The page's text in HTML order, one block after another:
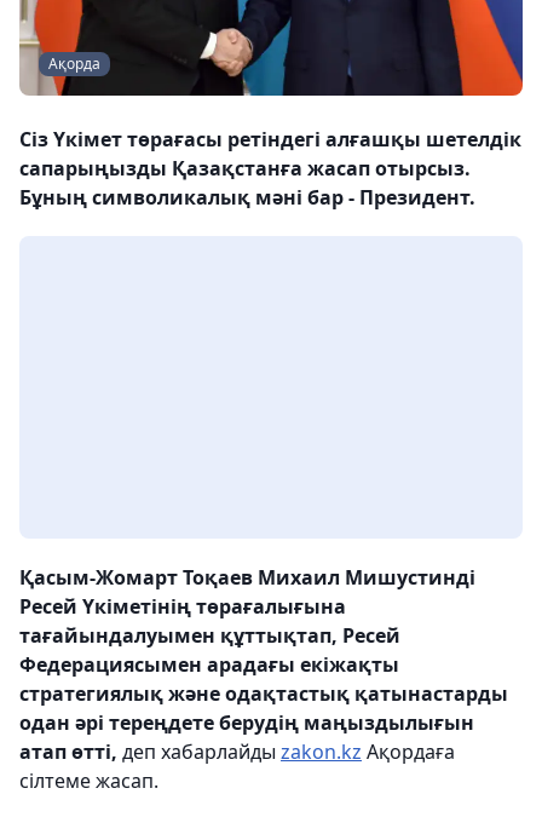
Ақорда
Сіз Үкімет төрағасы ретіндегі алғашқы шетелдік
сапарыңызды Қазақстанға жасап отырсыз.
Бұның символикалық мәні бар - Президент.
Қасым-Жомарт Тоқаев Михаил Мишустинді
Ресей Үкіметінің төрағалығына
тағайындалуымен құттықтап, Ресей
Федерациясымен арадағы екіжақты
стратегиялық және одақтастық қатынастарды
одан әрі тереңдете берудің маңыздылығын
атап өтті, деп хабарлайды zakon.kz Ақордаға
сілтеме жасап.